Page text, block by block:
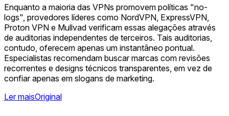
Enquanto a maioria das VPNs promovem políticas "no-
logs", provedores líderes como NordVPN, ExpressVPN,
Proton VPN e Mullvad verificam essas alegações através
de auditorias independentes de terceiros. Tais auditorias,
contudo, oferecem apenas um instantâneo pontual.
Especialistas recomendam buscar marcas com revisões
recorrentes e designs técnicos transparentes, em vez de
confiar apenas em slogans de marketing.
Ler maisOriginal